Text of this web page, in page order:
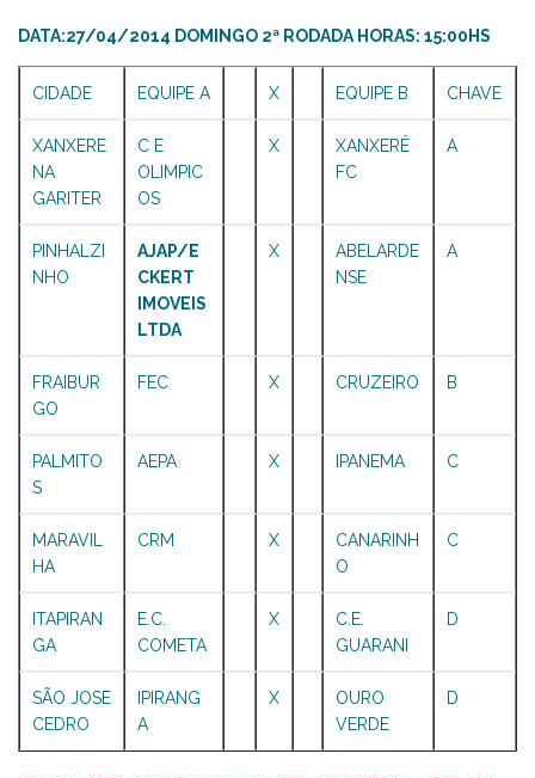
DATA:27/04/2014 DOMINGO 2ª RODADA HORAS: 15:00HS
CIDADE EQUIPE A X EQUIPE B CHAVE
XANXERE
NA
GARITER
C E
OLIMPIC
OS
X
XANXERÊ
FC
A
PINHALZI
NHO
AJAP/E
CKERT
IMOVEIS
LTDA
X
ABELARDE
NSE
A
FRAIBUR
GO
FEC X CRUZEIRO B
PALMITO
S
AEPA X IPANEMA C
MARAVIL
HA
CRM X
CANARINH
O
C
ITAPIRAN
GA
E.C.
COMETA
X
C.E.
GUARANI
D
SÃO JOSE
CEDRO
IPIRANG
A
X
OURO
VERDE
D